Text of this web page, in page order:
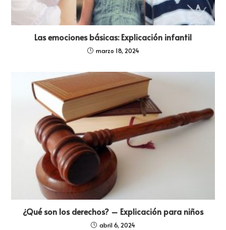
Las emociones básicas: Explicación infantil
marzo 18, 2024
¿Qué son los derechos? – Explicación para niños
abril 6, 2024